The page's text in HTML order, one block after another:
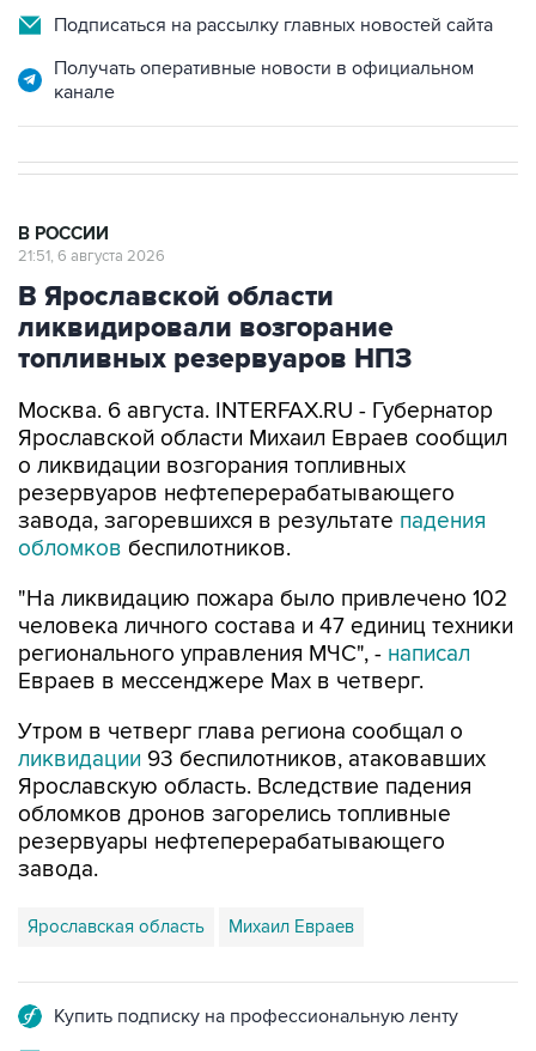
Подписаться на рассылку главных новостей сайта
Получать оперативные новости в официальном
канале
В РОССИИ
21:51, 6 августа 2026
В Ярославской области
ликвидировали возгорание
топливных резервуаров НПЗ
Москва. 6 августа. INTERFAX.RU - Губернатор
Ярославской области Михаил Евраев сообщил
о ликвидации возгорания топливных
резервуаров нефтеперерабатывающего
завода, загоревшихся в результате падения
обломков беспилотников.
"На ликвидацию пожара было привлечено 102
человека личного состава и 47 единиц техники
регионального управления МЧС", - написал
Евраев в мессенджере Мах в четверг.
Утром в четверг глава региона сообщал о
ликвидации 93 беспилотников, атаковавших
Ярославскую область. Вследствие падения
обломков дронов загорелись топливные
резервуары нефтеперерабатывающего
завода.
Ярославская область Михаил Евраев
Купить подписку на профессиональную ленту